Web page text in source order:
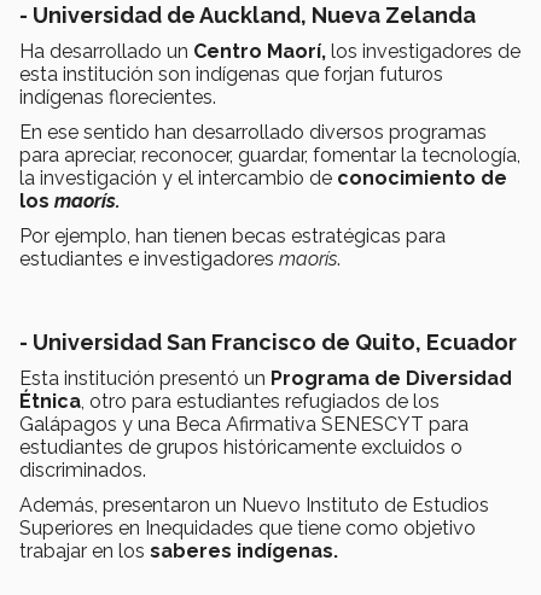
- Universidad de Auckland, Nueva Zelanda
Ha desarrollado un Centro Maorí, los investigadores de
esta institución son indígenas que forjan futuros
indígenas florecientes.
En ese sentido han desarrollado diversos programas
para apreciar, reconocer, guardar, fomentar la tecnología,
la investigación y el intercambio de conocimiento de
los maorís.
Por ejemplo, han tienen becas estratégicas para
estudiantes e investigadores maorís.
- Universidad San Francisco de Quito, Ecuador
Esta institución presentó un Programa de Diversidad
Étnica , otro para estudiantes refugiados de los
Galápagos y una Beca Afirmativa SENESCYT para
estudiantes de grupos históricamente excluidos o
discriminados.
Además, presentaron un Nuevo Instituto de Estudios
Superiores en Inequidades que tiene como objetivo
trabajar en los saberes indígenas.